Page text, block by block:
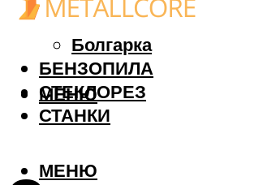
Фрезер
Болгарка
БЕНЗОПИЛА
СТЕКЛОРЕЗ
СТАНКИ
МЕНЮ
МЕНЮ